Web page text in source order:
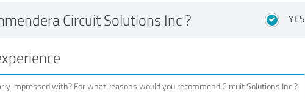
Circuit Solutions Inc ? YES